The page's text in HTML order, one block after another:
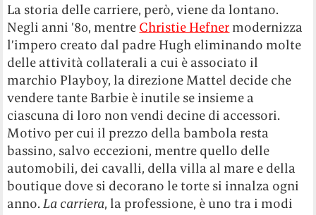
La storia delle carriere, però, viene da lontano.
Negli anni ’80, mentre Christie Hefner modernizza
l’impero creato dal padre Hugh eliminando molte
delle attività collaterali a cui è associato il
marchio Playboy, la direzione Mattel decide che
vendere tante Barbie è inutile se insieme a
ciascuna di loro non vendi decine di accessori.
Motivo per cui il prezzo della bambola resta
bassino, salvo eccezioni, mentre quello delle
automobili, dei cavalli, della villa al mare e della
boutique dove si decorano le torte si innalza ogni
anno.La carriera, la professione, è uno tra i modi